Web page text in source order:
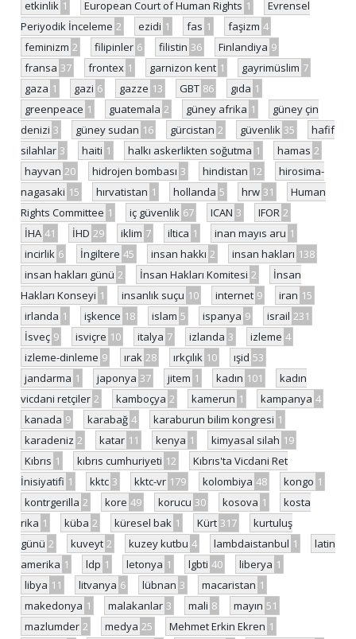
etkinlik 1 European Court of Human Rights 1
Evrensel
Periyodik İnceleme 2 ezidi 1 fas 1 faşizm 4
feminizm 2 filipinler 6 filistin 36 Finlandiya 9
fransa 37 frontex 1 garnizon kent 1 gayrimüslim 7
gaza 1 gazi 6 gazze 13 GBT 86 gıda 1
greenpeace 1 guatemala 2 güney afrika 1
güney çin
denizi 3 güney sudan 16 gürcistan 2 güvenlik 35
hafif
silahlar 3 haiti 1 halkı askerlikten soğutma 1 hamas 2
hayvan 20 hidrojen bombası 3 hindistan 12
hirosima-
nagasaki 15 hırvatistan 1 hollanda 5 hrw 31
Human
Rights Committee 1 iç güvenlik 67 ICAN 3 IFOR 2
İHA 41 İHD 29 iklim 7 iltica 1 inan mayıs aru 1
incirlik 6 İngiltere 45 insan hakkı 2 insan hakları 138
insan hakları günü 2 İnsan Hakları Komitesi 2
İnsan
Hakları Konseyi 1 insanlık suçu 10 internet 9 iran 15
irlanda 1 işkence 18 islam 5 ispanya 9 israil 231
İsveç 9 isviçre 10 italya 7 izlanda 3 izleme 4
izleme-dinleme 9 ırak 28 ırkçılık 10 ışid 53
jandarma 1 japonya 37 jitem 1 kadın 101
kadın
vicdani retçiler 2 kamboçya 2 kamerun 1 kampanya 4
kanada 9 karabağ 4 karaburun bilim kongresi 1
karadeniz 2 katar 11 kenya 1 kimyasal silah 19
Kıbrıs 1 kıbrıs cumhuriyeti 12
Kıbrıs'ta Vicdani Ret
İnisiyatifi 1 kktc 3 kktc-vr 179 kolombiya 48 kongo 1
kontrgerilla 2 kore 49 korucu 30 kosova 1
kosta
rika 1 küba 2 küresel bak 1 Kürt 317
kurtuluş
günü 2 kuveyt 2 kuzey kutbu 4 lambdaistanbul 1
latin
amerika 1 ldp 1 letonya 1 lgbti 40 liberya 1
libya 11 litvanya 6 lübnan 3 macaristan 1
makedonya 1 malakanlar 3 mali 8 mayın 51
mazlumder 2 medya 25 Mehmet Erkin Ekren 1